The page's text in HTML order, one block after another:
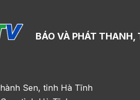
BÁO VÀ PHÁT THANH,
Sen, tỉnh Hà Tĩnh